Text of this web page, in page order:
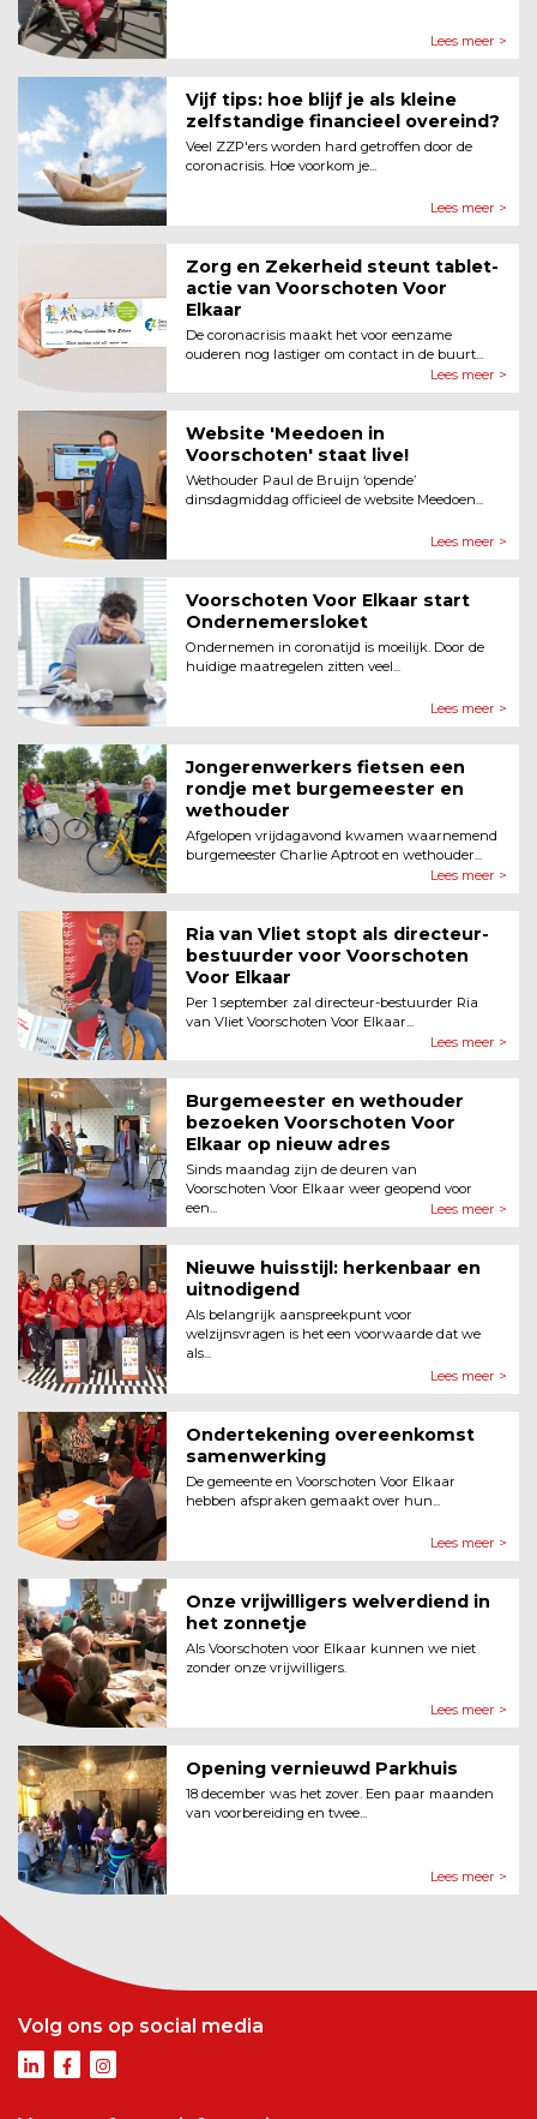
Lees meer >
Vijf tips: hoe blijf je als kleine
zelfstandige financieel overeind?
Veel ZZP'ers worden hard getroffen door de
coronacrisis. Hoe voorkom je...
Lees meer >
Zorg en Zekerheid steunt tablet-
actie van Voorschoten Voor
Elkaar
De coronacrisis maakt het voor eenzame
ouderen nog lastiger om contact in de buurt...
Lees meer >
Website 'Meedoen in
Voorschoten' staat live!
Wethouder Paul de Bruijn ‘opende’
dinsdagmiddag officieel de website Meedoen...
Lees meer >
Voorschoten Voor Elkaar start
Ondernemersloket
Ondernemen in coronatijd is moeilijk. Door de
huidige maatregelen zitten veel...
Lees meer >
Jongerenwerkers fietsen een
rondje met burgemeester en
wethouder
Afgelopen vrijdagavond kwamen waarnemend
burgemeester Charlie Aptroot en wethouder...
Lees meer >
Ria van Vliet stopt als directeur-
bestuurder voor Voorschoten
Voor Elkaar
Per 1 september zal directeur-bestuurder Ria
van Vliet Voorschoten Voor Elkaar...
Lees meer >
Burgemeester en wethouder
bezoeken Voorschoten Voor
Elkaar op nieuw adres
Sinds maandag zijn de deuren van
Voorschoten Voor Elkaar weer geopend voor
een...
Lees meer >
Nieuwe huisstijl: herkenbaar en
uitnodigend
Als belangrijk aanspreekpunt voor
welzijnsvragen is het een voorwaarde dat we
als...
Lees meer >
Ondertekening overeenkomst
samenwerking
De gemeente en Voorschoten Voor Elkaar
hebben afspraken gemaakt over hun...
Lees meer >
Onze vrijwilligers welverdiend in
het zonnetje
Als Voorschoten voor Elkaar kunnen we niet
zonder onze vrijwilligers.
Lees meer >
Opening vernieuwd Parkhuis
18 december was het zover. Een paar maanden
van voorbereiding en twee...
Lees meer >
Volg ons op social media